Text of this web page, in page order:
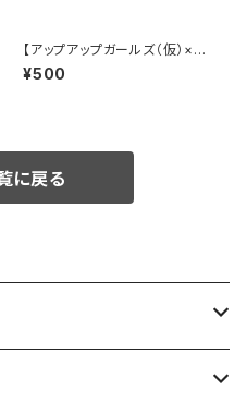
【アップアップガールズ（仮）×
（２）】ランダムフレークシール
¥500
に戻る